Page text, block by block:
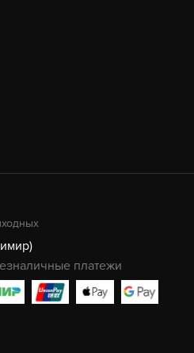
платежи